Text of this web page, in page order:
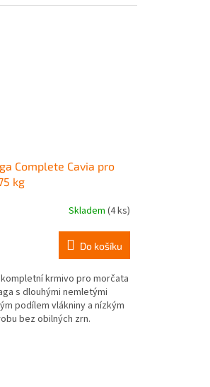
Complete Cavia pro
kg
Skladem (4 ks)
Do košíku
krmivo pro morčata
s dlouhými nemletými
podílem vlákniny a nízkým
bez obilných zrn.